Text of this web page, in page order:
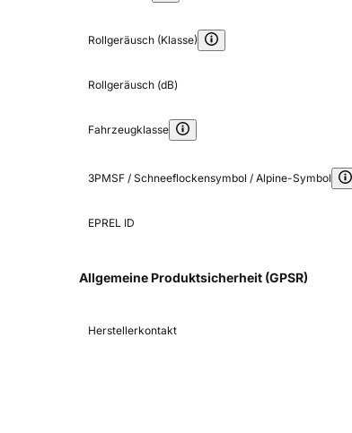
Rollgeräusch (Klasse)
Rollgeräusch (dB)
Fahrzeugklasse
3PMSF / Schneeflockensymbol / Alpine-Symbol
EPREL ID
Allgemeine Produktsicherheit (GPSR)
Herstellerkontakt